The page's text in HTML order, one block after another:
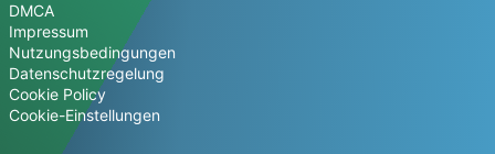
DMCA
Impressum
Nutzungsbedingungen
Datenschutzregelung
Cookie Policy
Cookie-Einstellungen